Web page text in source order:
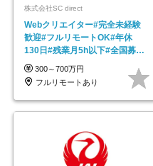
株式会社SC direct
Webクリエイター#完全未経験
歓迎#フルリモートOK#年休
130日#残業月5h以下#全国募集
#最大1年の研修
300～700万円
フルリモートあり